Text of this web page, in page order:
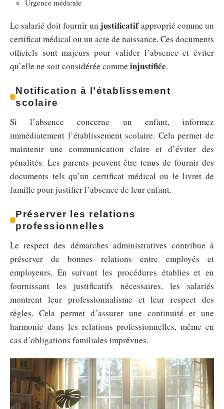
Urgence médicale
Le salarié doit fournir un justificatifapproprié comme un
certificat médical ou un acte de naissance. Ces documents
officiels sont majeurs pour valider l’absence et éviter
qu’elle ne soit considérée comme injustifiée.
Notification à l’établissement
scolaire
Si l’absence concerne un enfant, informez
immédiatement l’établissement scolaire. Cela permet de
maintenir une communication claire et d’éviter des
pénalités. Les parents peuvent être tenus de fournir des
documents tels qu’un certificat médical ou le livret de
famille pour justifier l’absence de leur enfant.
Préserver les relations
professionnelles
Le respect des démarches administratives contribue à
préserver de bonnes relations entre employés et
employeurs. En suivant les procédures établies et en
fournissant les justificatifs nécessaires, les salariés
montrent leur professionnalisme et leur respect des
règles. Cela permet d’assurer une continuité et une
harmonie dans les relations professionnelles, même en
cas d’obligations familiales imprévues.